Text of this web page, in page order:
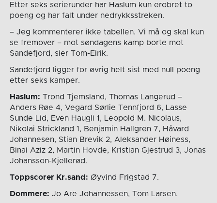
Etter seks serierunder har Haslum kun erobret to
poeng og har falt under nedrykksstreken.
– Jeg kommenterer ikke tabellen. Vi må og skal kun
se fremover – mot søndagens kamp borte mot
Sandefjord, sier Tom-Eirik.
Sandefjord ligger for øvrig helt sist med null poeng
etter seks kamper.
Haslum: Trond Tjemsland, Thomas Langerud –
Anders Røe 4, Vegard Sørlie Tennfjord 6, Lasse
Sunde Lid, Even Haugli 1, Leopold M. Nicolaus,
Nikolai Strickland 1, Benjamin Hallgren 7, Håvard
Johannesen, Stian Brevik 2, Aleksander Høiness,
Binai Aziz 2, Martin Hovde, Kristian Gjestrud 3, Jonas
Johansson-Kjellerød.
Toppscorer Kr.sand: Øyvind Frigstad 7.
Dommere: Jo Are Johannessen, Tom Larsen.